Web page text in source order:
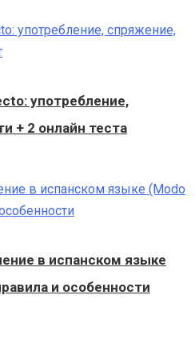
употребление,
+ 2 онлайн теста
в испанском языке
и особенности